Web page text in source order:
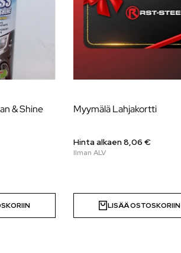
& Shine Myymälä Lahjakortti
Hinta alkaen8,06 €
LISÄÄ OSTOSKORIIN